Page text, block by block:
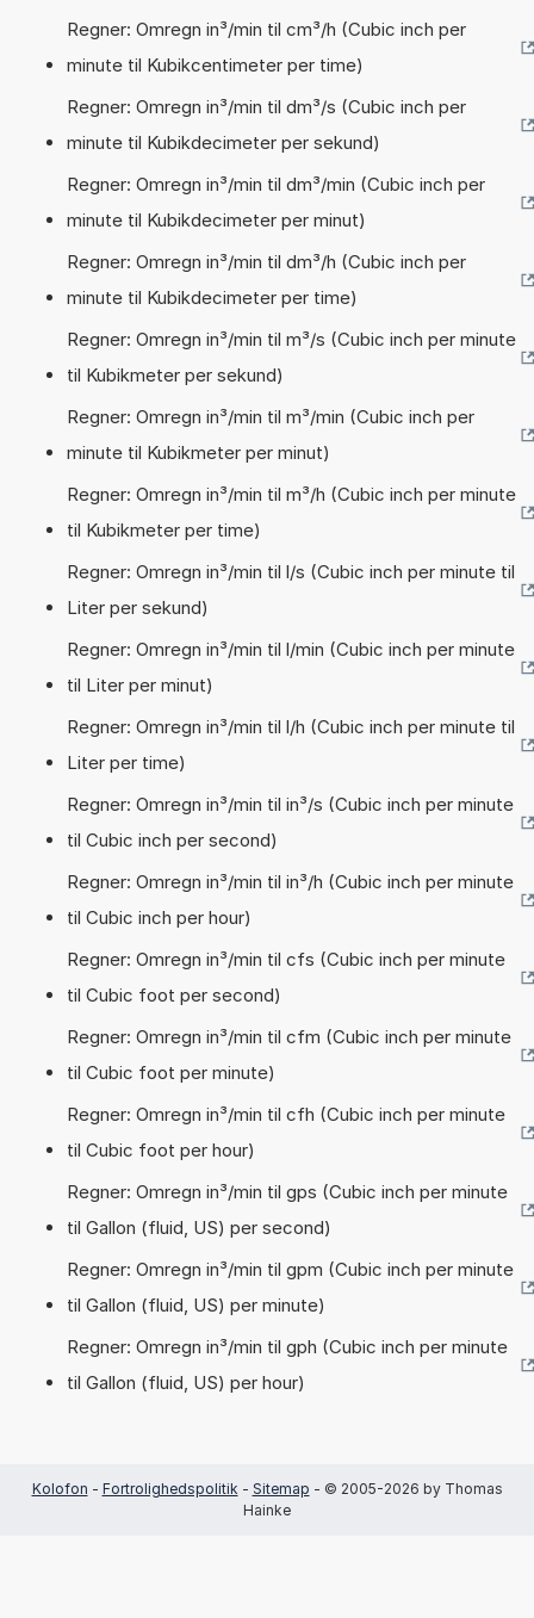
Regner: Omregn in³/min til cm³/h (Cubic inch per
minute til Kubikcentimeter per time)
Regner: Omregn in³/min til dm³/s (Cubic inch per
minute til Kubikdecimeter per sekund)
Regner: Omregn in³/min til dm³/min (Cubic inch per
minute til Kubikdecimeter per minut)
Regner: Omregn in³/min til dm³/h (Cubic inch per
minute til Kubikdecimeter per time)
Regner: Omregn in³/min til m³/s (Cubic inch per minute
til Kubikmeter per sekund)
Regner: Omregn in³/min til m³/min (Cubic inch per
minute til Kubikmeter per minut)
Regner: Omregn in³/min til m³/h (Cubic inch per minute
til Kubikmeter per time)
Regner: Omregn in³/min til l/s (Cubic inch per minute til
Liter per sekund)
Regner: Omregn in³/min til l/min (Cubic inch per minute
til Liter per minut)
Regner: Omregn in³/min til l/h (Cubic inch per minute til
Liter per time)
Regner: Omregn in³/min til in³/s (Cubic inch per minute
til Cubic inch per second)
Regner: Omregn in³/min til in³/h (Cubic inch per minute
til Cubic inch per hour)
Regner: Omregn in³/min til cfs (Cubic inch per minute
til Cubic foot per second)
Regner: Omregn in³/min til cfm (Cubic inch per minute
til Cubic foot per minute)
Regner: Omregn in³/min til cfh (Cubic inch per minute
til Cubic foot per hour)
Regner: Omregn in³/min til gps (Cubic inch per minute
til Gallon (fluid, US) per second)
Regner: Omregn in³/min til gpm (Cubic inch per minute
til Gallon (fluid, US) per minute)
Regner: Omregn in³/min til gph (Cubic inch per minute
til Gallon (fluid, US) per hour)
Kolofon - Fortrolighedspolitik - Sitemap - © 2005-2026 by Thomas
Hainke